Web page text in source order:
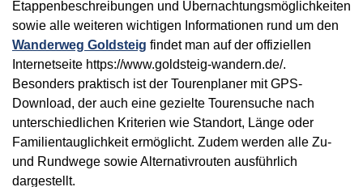
Etappenbeschreibungen und Übernachtungsmöglichkeiten
sowie alle weiteren wichtigen Informationen rund um den
Wanderweg Goldsteig findet man auf der offiziellen
Internetseite https://www.goldsteig-wandern.de/.
Besonders praktisch ist der Tourenplaner mit GPS-
Download, der auch eine gezielte Tourensuche nach
unterschiedlichen Kriterien wie Standort, Länge oder
Familientauglichkeit ermöglicht. Zudem werden alle Zu-
und Rundwege sowie Alternativrouten ausführlich
dargestellt.